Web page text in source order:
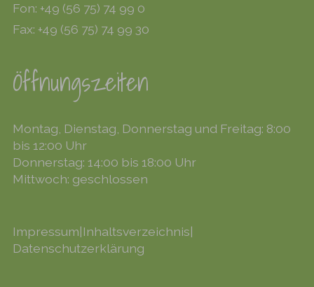
Fon: +49 (56 75) 74 99 0
Fax: +49 (56 75) 74 99 30
Öffnungszeiten
Montag, Dienstag, Donnerstag und Freitag: 8:00
bis 12:00 Uhr
Donnerstag: 14:00 bis 18:00 Uhr
Mittwoch: geschlossen
Impressum|Inhaltsverzeichnis|
Datenschutzerklärung